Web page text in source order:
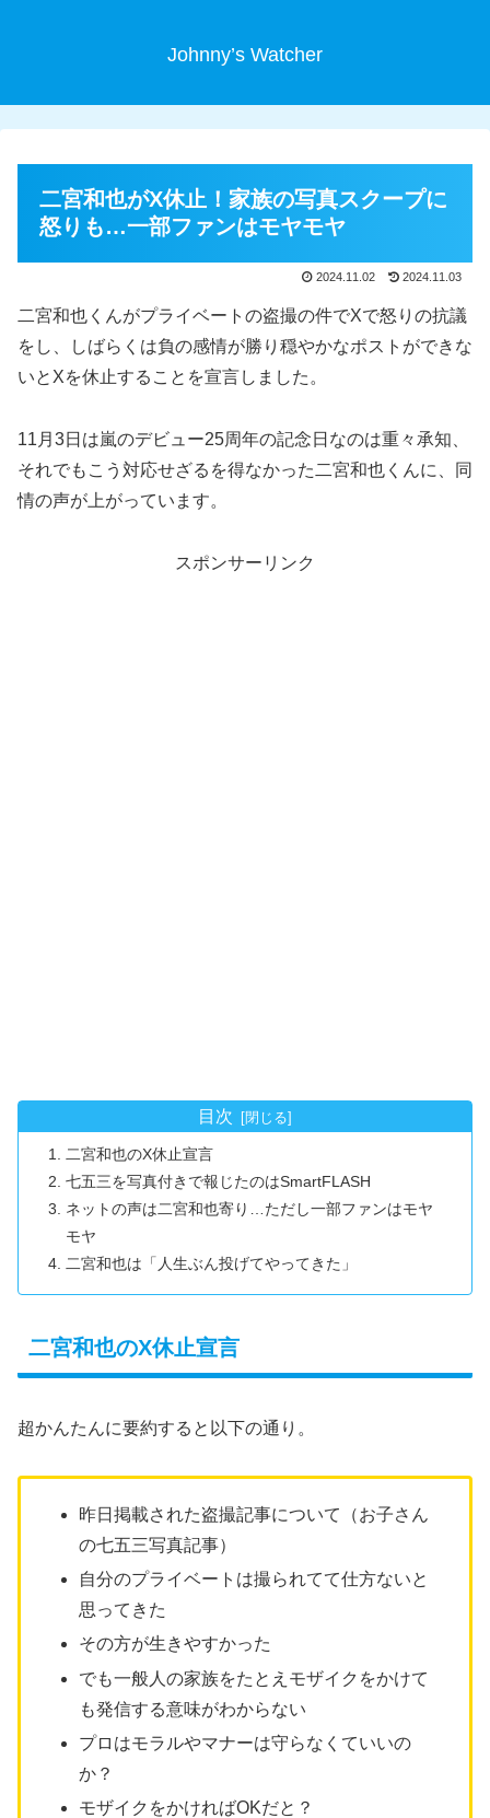
Johnny’s Watcher
二宮和也がX休止！家族の写真スクープに
怒りも…一部ファンはモヤモヤ
2024.11.02 2024.11.03
二宮和也くんがプライベートの盗撮の件でXで怒りの抗議
をし、しばらくは負の感情が勝り穏やかなポストができな
いとXを休止することを宣言しました。
11月3日は嵐のデビュー25周年の記念日なのは重々承知、
それでもこう対応せざるを得なかった二宮和也くんに、同
情の声が上がっています。
スポンサーリンク
目次
二宮和也のX休止宣言
七五三を写真付きで報じたのはSmartFLASH
ネットの声は二宮和也寄り…ただし一部ファンはモヤ
モヤ
二宮和也は「人生ぶん投げてやってきた」
二宮和也のX休止宣言
超かんたんに要約すると以下の通り。
昨日掲載された盗撮記事について（お子さん
の七五三写真記事）
自分のプライベートは撮られてて仕方ないと
思ってきた
その方が生きやすかった
でも一般人の家族をたとえモザイクをかけて
も発信する意味がわからない
プロはモラルやマナーは守らなくていいの
か？
モザイクをかければOKだと？